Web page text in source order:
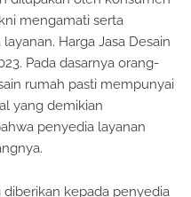
mengamati serta
Harga Jasa Desain
Pada dasarnya orang-
rumah pasti mempunyai
yang demikian
penyedia layanan
diberikan kepada penyedia